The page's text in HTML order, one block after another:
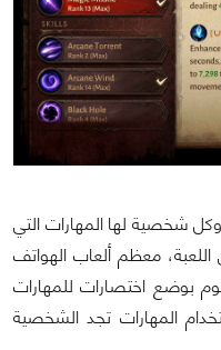
شخصية لها المهارات التي
معظم ألعاب الهواتف
بوضع اختصارات للمهارات
4، وعند استخدام المهارات تجد الشخصية